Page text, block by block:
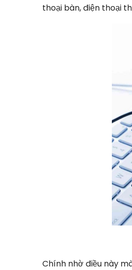
thoại bàn, điện thoại
Chính nhờ điều này